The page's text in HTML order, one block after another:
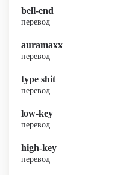
bell-end
перевод
auramaxx
перевод
type shit
перевод
low-key
перевод
high-key
перевод